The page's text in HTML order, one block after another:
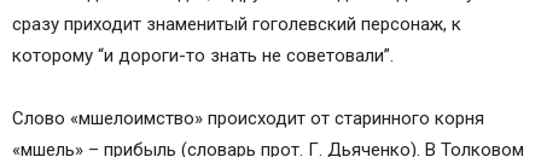
сразу приходит знаменитый гоголевский персонаж, к
которому “и дороги-то знать не советовали”.
Слово «мшелоимство» происходит от старинного корня
«мшель» – прибыль (словарь прот. Г. Дьяченко). В Толковом